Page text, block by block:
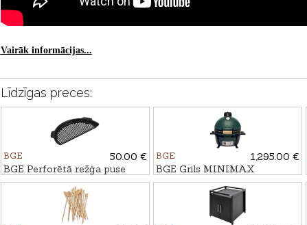
Vairāk informācijas...
Līdzīgas preces:
BGE
50.00 €
BGE Perforētā režģa puse
priekš XLarge grila
BGE
1,295.00 €
BGE Grils MINIMAX